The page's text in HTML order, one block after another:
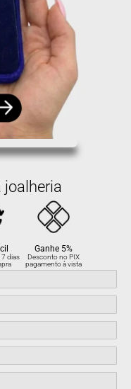
joalheria
7 dias
Ganhe 5%
Desconto no PIX
pagamento à vista